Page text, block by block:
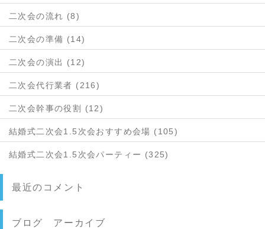
二次会の流れ (8)
二次会の準備 (14)
二次会の演出 (12)
二次会代行業者 (216)
二次会幹事の役割 (12)
結婚式二次会1.5次会おすすめ会場 (105)
結婚式二次会1.5次会パーティー (325)
最近のコメント
ブログ アーカイブ